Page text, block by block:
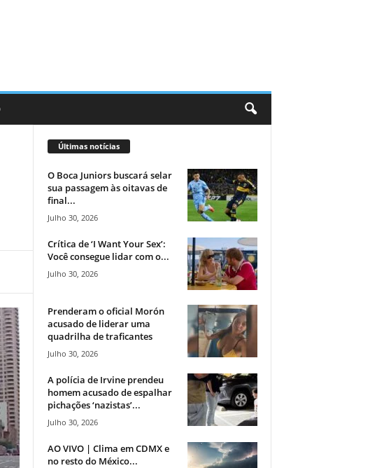
Últimas notícias
O Boca Juniors buscará selar
sua passagem às oitavas de
final...
Julho 30, 2026
Crítica de ‘I Want Your Sex’:
Você consegue lidar com o...
Julho 30, 2026
Prenderam o oficial Morón
acusado de liderar uma
quadrilha de traficantes
Julho 30, 2026
A polícia de Irvine prendeu
homem acusado de espalhar
pichações ‘nazistas’...
Julho 30, 2026
AO VIVO | Clima em CDMX e
no resto do México...